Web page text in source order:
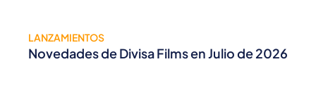
LANZAMIENTOS
Novedades de Divisa Films en Julio de 2026